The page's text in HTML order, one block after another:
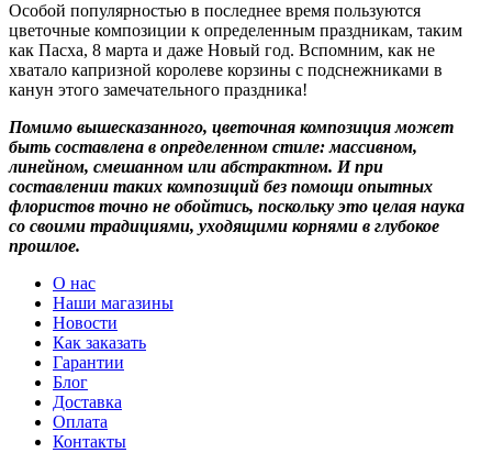
Особой популярностью в последнее время пользуются
цветочные композиции к определенным праздникам, таким
как Пасха, 8 марта и даже Новый год. Вспомним, как не
хватало капризной королеве корзины с подснежниками в
канун этого замечательного праздника!
Помимо вышесказанного, цветочная композиция может
быть составлена в определенном стиле: массивном,
линейном, смешанном или абстрактном. И при
составлении таких композиций без помощи опытных
флористов точно не обойтись, поскольку это целая наука
со своими традициями, уходящими корнями в глубокое
прошлое.
О нас
Наши магазины
Новости
Как заказать
Гарантии
Блог
Доставка
Оплата
Контакты